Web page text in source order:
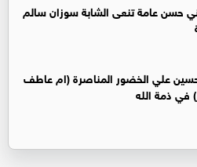
حسن عامة تنعى الشابة سوزان سالم
علي الخضور المناصرة (ام عاطف
في ذمة الله